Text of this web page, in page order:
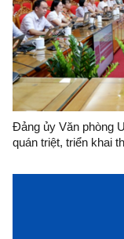
Đảng ủy Văn phòng
quán triệt, triển khai